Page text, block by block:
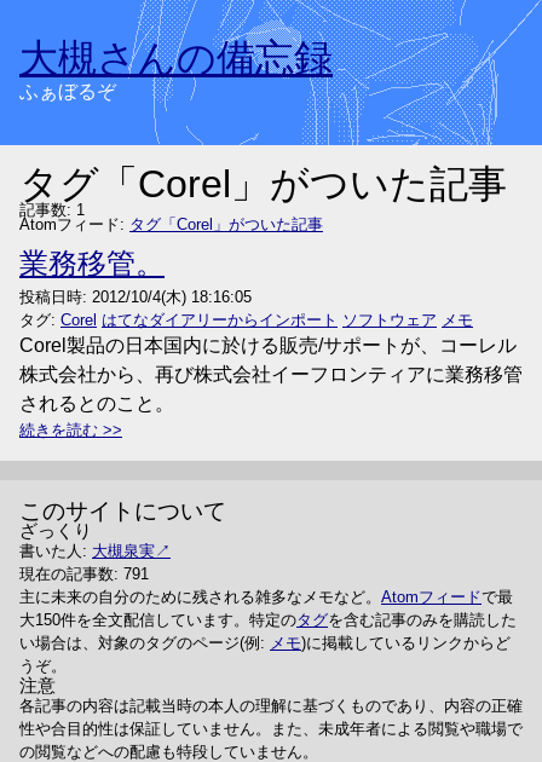
大槻さんの備忘録
ふぁぼるぞ
タグ「Corel」がついた記事
記事数: 1
Atomフィード: タグ「Corel」がついた記事
業務移管。
投稿日時: 2012/10/4(木) 18:16:05
タグ: Corel はてなダイアリーからインポート ソフトウェア メモ
Corel製品の日本国内に於ける販売/サポートが、コーレル
株式会社から、再び株式会社イーフロンティアに業務移管
されるとのこと。
続きを読む
このサイトについて
ざっくり
書いた人: 大槻泉実
現在の記事数: 791
主に未来の自分のために残される雑多なメモなど。 Atomフィードで最
大150件を全文配信しています。特定のタグを含む記事のみを購読した
い場合は、対象のタグのページ(例: メモ)に掲載しているリンクからど
うぞ。
注意
各記事の内容は記載当時の本人の理解に基づくものであり、内容の正確
性や合目的性は保証していません。また、未成年者による閲覧や職場で
の閲覧などへの配慮も特段していません。